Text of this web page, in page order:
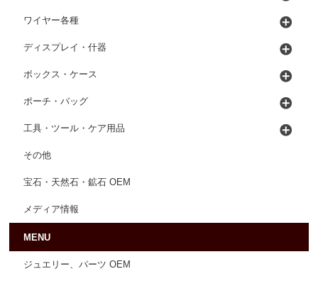
ワイヤー各種
ディスプレイ・什器
ボックス・ケース
ポーチ・バッグ
工具・ツール・ケア用品
その他
宝石・天然石・鉱石 OEM
メディア情報
MENU
ジュエリー、パーツ OEM